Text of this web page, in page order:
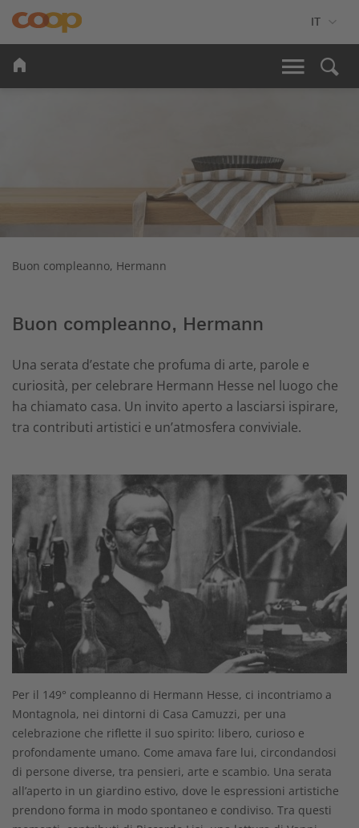
Buon compleanno, Hermann
Buon compleanno, Hermann
Una serata d’estate che profuma di arte, parole e
curiosità, per celebrare Hermann Hesse nel luogo che
ha chiamato casa. Un invito aperto a lasciarsi ispirare,
tra contributi artistici e un’atmosfera conviviale.
Per il 149° compleanno di Hermann Hesse, ci incontriamo a
Montagnola, nei dintorni di Casa Camuzzi, per una
celebrazione che riflette il suo spirito: libero, curioso e
profondamente umano. Come amava fare lui, circondandosi
di persone diverse, tra pensieri, arte e scambio. Una serata
all’aperto in un giardino estivo, dove le espressioni artistiche
prendono forma in modo spontaneo e condiviso. Tra questi